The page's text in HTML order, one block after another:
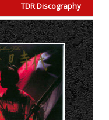
TDR Discography